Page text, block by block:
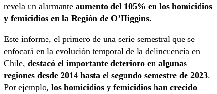
revela un alarmante aumento del 105% en los homicidios
y femicidios en la Región de O’Higgins.
Este informe, el primero de una serie semestral que se
enfocará en la evolución temporal de la delincuencia en
Chile, destacó el importante deterioro en algunas
regiones desde 2014 hasta el segundo semestre de 2023.
Por ejemplo, los homicidios y femicidios han crecido